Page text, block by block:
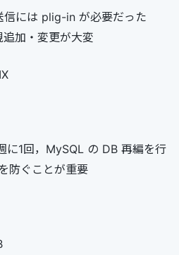
信には plig-in が必要だった
追加・変更が大変
に1回，MySQL の DB 再編を行
防ぐことが重要